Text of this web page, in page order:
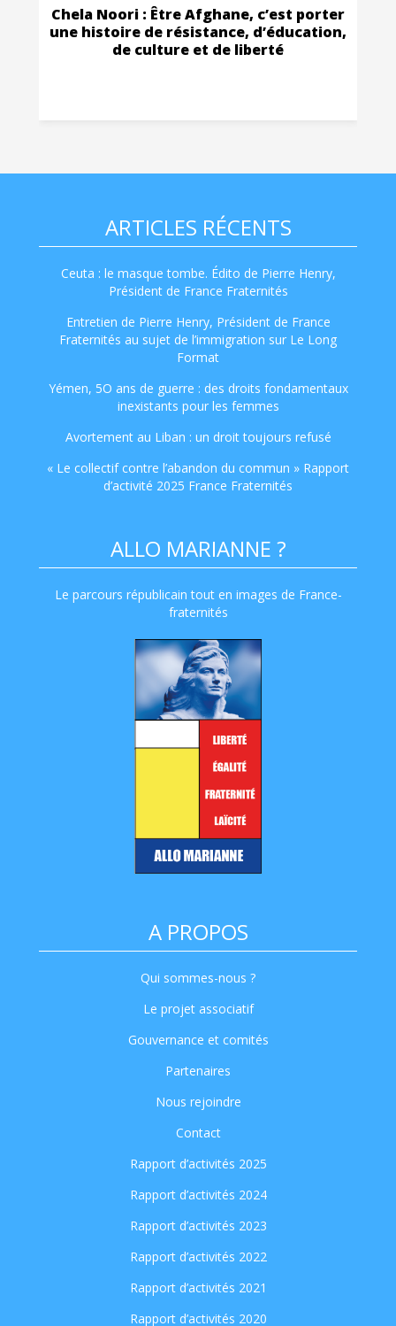
Chela Noori : Être Afghane, c’est porter
une histoire de résistance, d’éducation,
de culture et de liberté
ARTICLES RÉCENTS
Ceuta : le masque tombe. Édito de Pierre Henry,
Président de France Fraternités
Entretien de Pierre Henry, Président de France
Fraternités au sujet de l’immigration sur Le Long
Format
Yémen, 5O ans de guerre : des droits fondamentaux
inexistants pour les femmes
Avortement au Liban : un droit toujours refusé
« Le collectif contre l’abandon du commun » Rapport
d’activité 2025 France Fraternités
ALLO MARIANNE ?
Le parcours républicain tout en images de France-
fraternités
A PROPOS
Qui sommes-nous ?
Le projet associatif
Gouvernance et comités
Partenaires
Nous rejoindre
Contact
Rapport d’activités 2025
Rapport d’activités 2024
Rapport d’activités 2023
Rapport d’activités 2022
Rapport d’activités 2021
Rapport d’activités 2020